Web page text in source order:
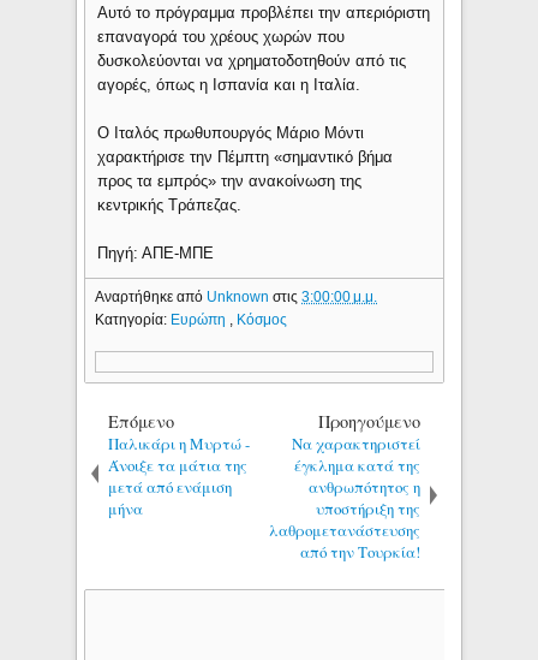
Αυτό το πρόγραμμα προβλέπει την απεριόριστη
επαναγορά του χρέους χωρών που
δυσκολεύονται να χρηματοδοτηθούν από τις
αγορές, όπως η Ισπανία και η Ιταλία.
Ο Ιταλός πρωθυπουργός Μάριο Μόντι
χαρακτήρισε την Πέμπτη «σημαντικό βήμα
προς τα εμπρός» την ανακοίνωση της
κεντρικής Τράπεζας.
Πηγή: ΑΠΕ-ΜΠΕ
Αναρτήθηκε από Unknownστις3:00:00 μ.μ.
Κατηγορία: Ευρώπη Κόσμος
Επόμενο
Παλικάρι η Μυρτώ -
Άνοιξε τα μάτια της
μετά από ενάμιση
μήνα
Προηγούμενο
Να χαρακτηριστεί
έγκλημα κατά της
ανθρωπότητος η
υποστήριξη της
λαθρομετανάστευσης
από την Τουρκία!